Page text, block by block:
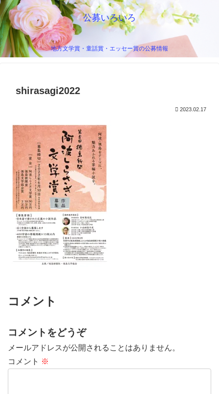
公募いろいろ
地方文学賞・童話賞・エッセー賞の公募情報
shirasagi2022
2023.02.17
コメント
コメントをどうぞ
メールアドレスが公開されることはありません。
コメント ※